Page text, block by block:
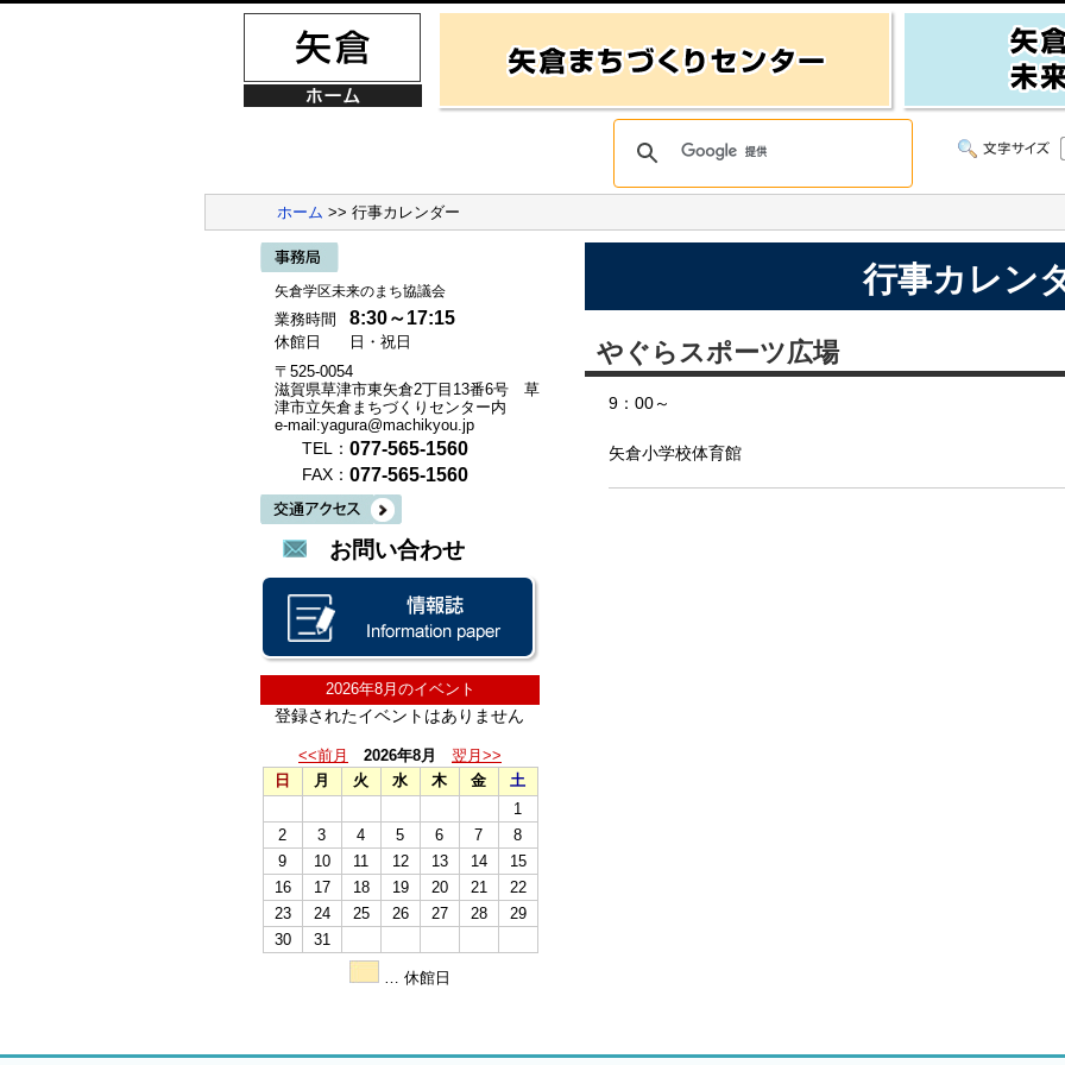
ホーム >> 行事カレンダー
矢倉学区未来のまち協議会
業務時間 8:30～17:15
休館日
日・祝日
〒525-0054
滋賀県草津市東矢倉2丁目13番6号 草
津市立矢倉まちづくりセンター内
e-mail:yagura@machikyou.jp
TEL： 077-565-1560
FAX： 077-565-1560
お問い合わせ
2026年8月のイベント
登録されたイベントはありません
<<前月 2026年8月
翌月>>
日
月 火 水 木 金
土
1
2
3 4 5 6 7
8
9
10 11 12 13 14
15
16
17 18 19 20 21
22
23
24 25 26 27 28
29
30
31
… 休館日
行事カレン
やぐらスポーツ広場
9：00～
矢倉小学校体育館